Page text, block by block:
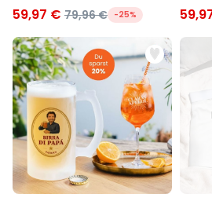
Hasenohren
59,97 € 79,96 € -25%